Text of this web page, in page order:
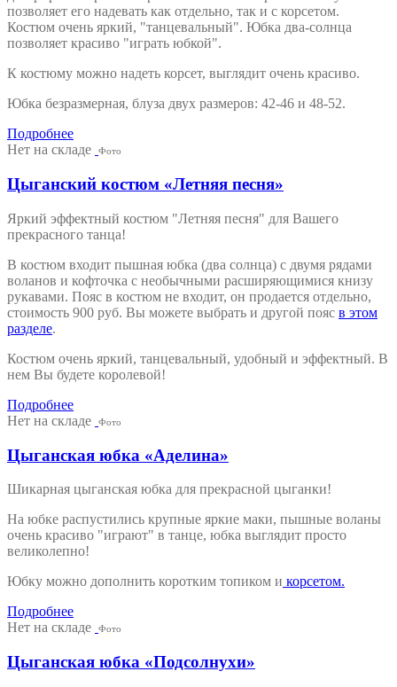
позволяет его надевать как отдельно, так и с корсетом.
Костюм очень яркий, "танцевальный". Юбка два-солнца
позволяет красиво "играть юбкой".
К костюму можно надеть корсет, выглядит очень красиво.
Юбка безразмерная, блуза двух размеров: 42-46 и 48-52.
Подробнее
Нет на складе
Фото
Цыганский костюм «Летняя песня»
Яркий эффектный костюм "Летняя песня" для Вашего
прекрасного танца!
В костюм входит пышная юбка (два солнца) с двумя рядами
воланов и кофточка с необычными расширяющимися книзу
рукавами. Пояс в костюм не входит, он продается отдельно,
стоимость 900 руб. Вы можете выбрать и другой пояс в этом
разделе.
Костюм очень яркий, танцевальный, удобный и эффектный. В
нем Вы будете королевой!
Подробнее
Нет на складе
Фото
Цыганская юбка «Аделина»
Шикарная цыганская юбка для прекрасной цыганки!
На юбке распустились крупные яркие маки, пышные воланы
очень красиво "играют" в танце, юбка выглядит просто
великолепно!
Юбку можно дополнить коротким топиком и корсетом.
Подробнее
Нет на складе
Фото
Цыганская юбка «Подсолнухи»